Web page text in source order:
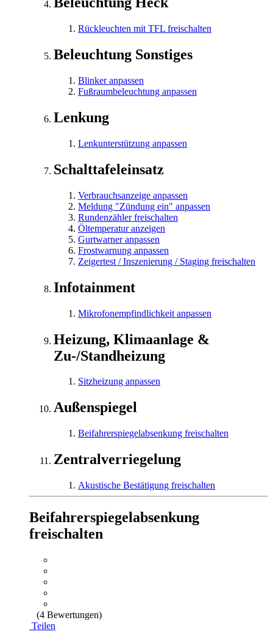
Rückleuchten mit TFL freischalten
Beleuchtung Sonstiges
Blinker anpassen
Fußraumbeleuchtung anpassen
Lenkung
Lenkunterstützung anpassen
Schalttafeleinsatz
Verbrauchsanzeige anpassen
Meldung "Zündung ein" anpassen
Rundenzähler freischalten
Öltemperatur anzeigen
Gurtwarner anpassen
Frostwarnung anpassen
Zeigertest / Inszenierung / Staging freischalten
Infotainment
Mikrofonempfindlichkeit anpassen
Heizung, Klimaanlage &
Zu-/Standheizung
Sitzheizung anpassen
Außenspiegel
Beifahrerspiegelabsenkung freischalten
Zentralverriegelung
Akustische Bestätigung freischalten
Beifahrerspiegelabsenkung
freischalten
(4 Bewertungen)
Teilen